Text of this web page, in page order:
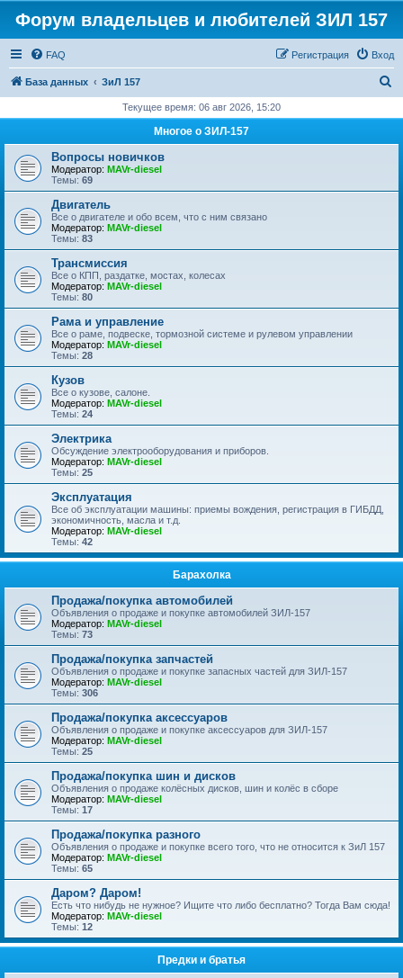
Форум владельцев и любителей ЗИЛ 157
FAQ Вход
Регистрация
База данных ЗиЛ 157
с
Текущее время: 06 авг 2026, 15:20
Многое о ЗИЛ-157
Вопросы новичков
Модератор: MAVr-diesel
Темы: 69
Двигатель
Все о двигателе и обо всем, что с ним связано
Модератор: MAVr-diesel
Темы: 83
Трансмиссия
Все о КПП, раздатке, мостах, колесах
Модератор: MAVr-diesel
Темы: 80
Рама и управление
Все о раме, подвеске, тормозной системе и рулевом управлении
Модератор: MAVr-diesel
Темы: 28
Кузов
Все о кузове, салоне.
Модератор: MAVr-diesel
Темы: 24
Электрика
Обсуждение электрооборудования и приборов.
Модератор: MAVr-diesel
Темы: 25
Эксплуатация
Все об эксплуатации машины: приемы вождения, регистрация в ГИБДД,
экономичность, масла и т.д.
Модератор: MAVr-diesel
Темы: 42
Барахолка
Продажа/покупка автомобилей
Объявления о продаже и покупке автомобилей ЗИЛ-157
Модератор: MAVr-diesel
Темы: 73
Продажа/покупка запчастей
Объявления о продаже и покупке запасных частей для ЗИЛ-157
Модератор: MAVr-diesel
Темы: 306
Продажа/покупка аксессуаров
Объявления о продаже и покупке аксессуаров для ЗИЛ-157
Модератор: MAVr-diesel
Темы: 25
Продажа/покупка шин и дисков
Объявления о продаже колёсных дисков, шин и колёс в сборе
Модератор: MAVr-diesel
Темы: 17
Продажа/покупка разного
Объявления о продаже и покупке всего того, что не относится к ЗиЛ 157
Модератор: MAVr-diesel
Темы: 65
Даром? Даром!
Есть что нибудь не нужное? Ищите что либо бесплатно? Тогда Вам сюда!
Модератор: MAVr-diesel
Темы: 12
Предки и братья